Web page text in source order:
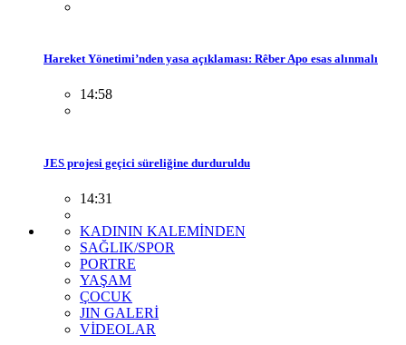
Hareket Yönetimi’nden yasa açıklaması: Rêber Apo esas alınmalı
14:58
JES projesi geçici süreliğine durduruldu
14:31
KADININ KALEMİNDEN
SAĞLIK/SPOR
PORTRE
YAŞAM
ÇOCUK
JIN GALERİ
VİDEOLAR